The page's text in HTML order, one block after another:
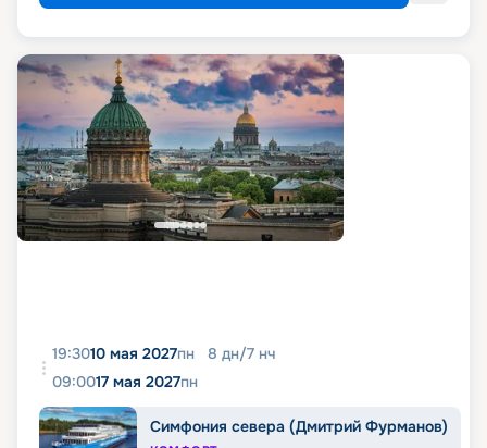
19:3010 мая 2027пн 8 дн/7 нч
09:0017 мая 2027пн
Симфония севера (Дмитрий Фурманов)